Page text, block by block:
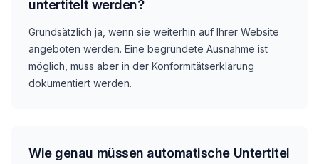
untertitelt werden?
Grundsätzlich ja, wenn sie weiterhin auf Ihrer Website
angeboten werden. Eine begründete Ausnahme ist
möglich, muss aber in der Konformitätserklärung
dokumentiert werden.
Wie genau müssen automatische Untertitel